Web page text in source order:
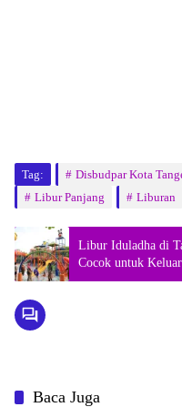
Tag: Disbudpar Kota
Libur Panjang
Liburan
Libur Iduladha di
Cocok untuk
Baca Juga